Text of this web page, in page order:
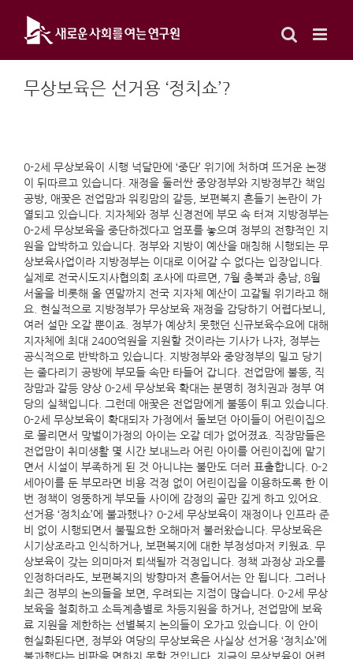
content
무상보육은 선거용 ‘정치쇼’?
0-2세 무상보육이 시행 넉달만에 ‘중단’ 위기에 처하며 뜨거운 논쟁
이 뒤따르고 있습니다. 재정을 둘러싼 중앙정부와 지방정부간 책임
공방, 애꿎은 전업맘과 워킹맘의 갈등, 보편복지 흔들기 논란이 가
열되고 있습니다. 지자체와 정부 신경전에 부모 속 터져 지방정부는
0-2세 무상보육을 중단하겠다고 엄포를 놓으며 정부의 전향적인 지
원을 압박하고 있습니다. 정부와 지방이 예산을 매칭해 시행되는 무
상보육사업이라 지방정부는 이대로 이어갈 수 없다는 입장입니다.
실제로 전국시도지사협의회 조사에 따르면, 7월 충북과 충남, 8월
서울을 비롯해 올 연말까지 전국 지자체 예산이 고갈될 위기라고 해
요. 현실적으로 지방정부가 무상보육 재정을 감당하기 어렵다보니,
여러 설만 오갈 뿐이죠. 정부가 예상치 못했던 신규보육수요에 대해
지자체에 최대 2400억원을 지원할 것이라는 기사가 나자, 정부는
공식적으로 반박하고 있습니다. 지방정부와 중앙정부의 밀고 당기
는 줄다리기 공방에 부모들 속만 타들어 갑니다. 전업맘에 불똥, 직
장맘과 갈등 양상 0-2세 무상보육 확대는 분명히 정치권과 정부 여
당의 실책입니다. 그런데 애꿎은 전업맘에게 불똥이 튀고 있습니다.
0-2세 무상보육이 확대되자 가정에서 돌보던 아이들이 어린이집으
로 몰리면서 맞벌이가정의 아이는 오갈 데가 없어졌죠. 직장맘들은
전업맘이 취미생활 몇 시간 보내느라 어린 아이를 어린이집에 맡기
면서 시설이 부족하게 된 것 아니냐는 불만도 더러 표출합니다. 0-2
세아이를 둔 부모라면 비용 걱정 없이 어린이집을 이용하도록 한 이
번 정책이 엉뚱하게 부모들 사이에 감정의 골만 깊게 하고 있어요.
선거용 ‘정치쇼’에 불과했나? 0-2세 무상보육이 재정이나 인프라 준
비 없이 시행되면서 불필요한 오해마저 불러왔습니다. 무상보육은
시기상조라고 인식하거나, 보편복지에 대한 부정성마저 키웠죠. 무
상보육이 갖는 의미마저 퇴색될까 걱정입니다. 정책 과정상 과오를
인정하더라도, 보편복지의 방향마저 흔들어서는 안 됩니다. 그러나
최근 정부의 논의들을 보면, 우려되는 지점이 많습니다. 0-2세 무상
보육을 철회하고 소득계층별로 차등지원을 하거나, 전업맘에 보육
료 지원을 제한하는 선별복지 논의들이 오가고 있습니다. 이 안이
현실화된다면, 정부와 여당의 무상보육은 사실상 선거용 ‘정치쇼’에
불과했다는 비판을 면하지 못할 것입니다. 지금의 무상보육이 어렵